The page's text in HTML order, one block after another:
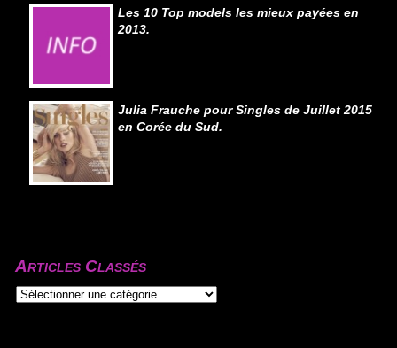
Les 10 Top models les mieux payées en
2013.
Julia Frauche pour Singles de Juillet 2015
en Corée du Sud.
Articles Classés